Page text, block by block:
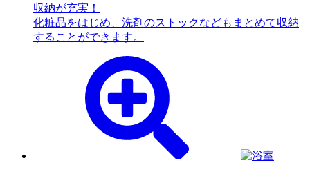
収納が充実！
化粧品をはじめ、洗剤のストックなどもまとめて収納
することができます。